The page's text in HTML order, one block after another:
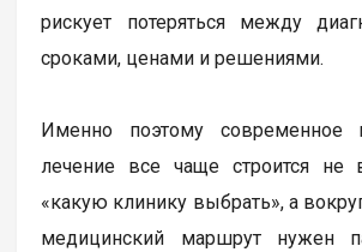
рискует потеряться между
сроками, ценами и решениями.
Именно поэтому современное
лечение все чаще строится не
«какую клинику выбрать», а
медицинский маршрут нужен